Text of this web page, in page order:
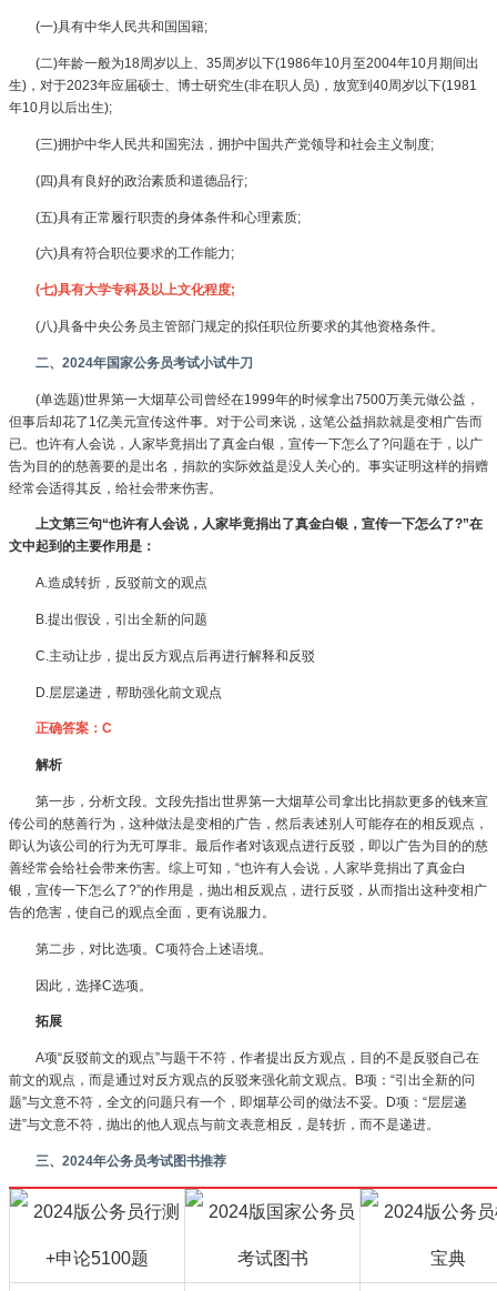
(一)具有中华人民共和国国籍;
(二)年龄一般为18周岁以上、35周岁以下(1986年10月至2004年10月期间出
生)，对于2023年应届硕士、博士研究生(非在职人员)，放宽到40周岁以下(1981
年10月以后出生);
(三)拥护中华人民共和国宪法，拥护中国共产党领导和社会主义制度;
(四)具有良好的政治素质和道德品行;
(五)具有正常履行职责的身体条件和心理素质;
(六)具有符合职位要求的工作能力;
(七)具有大学专科及以上文化程度;
(八)具备中央公务员主管部门规定的拟任职位所要求的其他资格条件。
二、2024年国家公务员考试小试牛刀
(单选题)世界第一大烟草公司曾经在1999年的时候拿出7500万美元做公益，
但事后却花了1亿美元宣传这件事。对于公司来说，这笔公益捐款就是变相广告而
已。也许有人会说，人家毕竟捐出了真金白银，宣传一下怎么了?问题在于，以广
告为目的的慈善要的是出名，捐款的实际效益是没人关心的。事实证明这样的捐赠
经常会适得其反，给社会带来伤害。
上文第三句“也许有人会说，人家毕竟捐出了真金白银，宣传一下怎么了?”在
文中起到的主要作用是：
A.造成转折，反驳前文的观点
B.提出假设，引出全新的问题
C.主动让步，提出反方观点后再进行解释和反驳
D.层层递进，帮助强化前文观点
正确答案：C
解析
第一步，分析文段。文段先指出世界第一大烟草公司拿出比捐款更多的钱来宣
传公司的慈善行为，这种做法是变相的广告，然后表述别人可能存在的相反观点，
即认为该公司的行为无可厚非。最后作者对该观点进行反驳，即以广告为目的的慈
善经常会给社会带来伤害。综上可知，“也许有人会说，人家毕竟捐出了真金白
银，宣传一下怎么了?”的作用是，抛出相反观点，进行反驳，从而指出这种变相广
告的危害，使自己的观点全面，更有说服力。
第二步，对比选项。C项符合上述语境。
因此，选择C选项。
拓展
A项“反驳前文的观点”与题干不符，作者提出反方观点，目的不是反驳自己在
前文的观点，而是通过对反方观点的反驳来强化前文观点。B项：“引出全新的问
题”与文意不符，全文的问题只有一个，即烟草公司的做法不妥。D项：“层层递
进”与文意不符，抛出的他人观点与前文表意相反，是转折，而不是递进。
三、2024年公务员考试图书推荐